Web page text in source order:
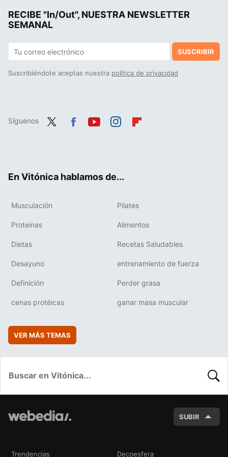
RECIBE "In/Out", NUESTRA NEWSLETTER
SEMANAL
SUSCRIBIR
Suscribiéndote aceptas nuestra política de privacidad
Síguenos
En Vitónica hablamos de...
Musculación Pilates
Proteínas Alimentos
Dietas Recetas Saludables
Desayuno entrenamiento de fuerza
Definición Perder grasa
cenas protéicas ganar masa muscular
VER MÁS TEMAS
SUBIR
Trendencias Decoesfera